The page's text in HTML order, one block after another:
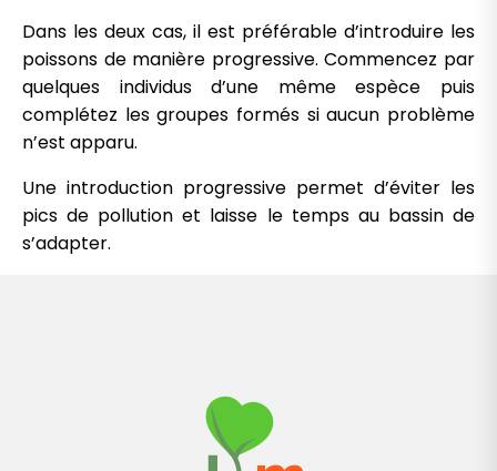
Dans les deux cas, il est préférable d’introduire les
poissons de manière progressive. Commencez par
quelques individus d’une même espèce puis
complétez les groupes formés si aucun problème
n’est apparu.
Une introduction progressive permet d’éviter les
pics de pollution et laisse le temps au bassin de
s’adapter.